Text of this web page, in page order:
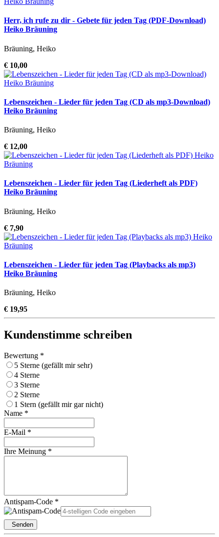
Herr, ich rufe zu dir - Gebete für jeden Tag (PDF-Download)
Heiko Bräuning
Bräuning, Heiko
€ 10,00
Lebenszeichen - Lieder für jeden Tag (CD als mp3-Download)
Heiko Bräuning
Bräuning, Heiko
€ 12,00
Lebenszeichen - Lieder für jeden Tag (Liederheft als PDF)
Heiko Bräuning
Bräuning, Heiko
€ 7,90
Lebenszeichen - Lieder für jeden Tag (Playbacks als mp3)
Heiko Bräuning
Bräuning, Heiko
€ 19,95
Kundenstimme schreiben
Bewertung *
5 Sterne (gefällt mir sehr)
4 Sterne
3 Sterne
2 Sterne
1 Stern (gefällt mir gar nicht)
Name *
E-Mail *
Ihre Meinung *
Antispam-Code *
Senden